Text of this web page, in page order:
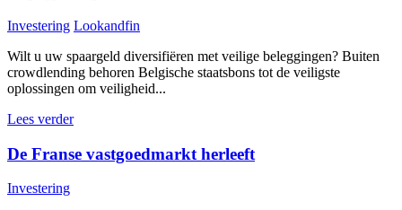
Investering Lookandfin
Wilt u uw spaargeld diversifiëren met veilige beleggingen? Buiten
crowdlending behoren Belgische staatsbons tot de veiligste
oplossingen om veiligheid...
Lees verder
De Franse vastgoedmarkt herleeft
Investering